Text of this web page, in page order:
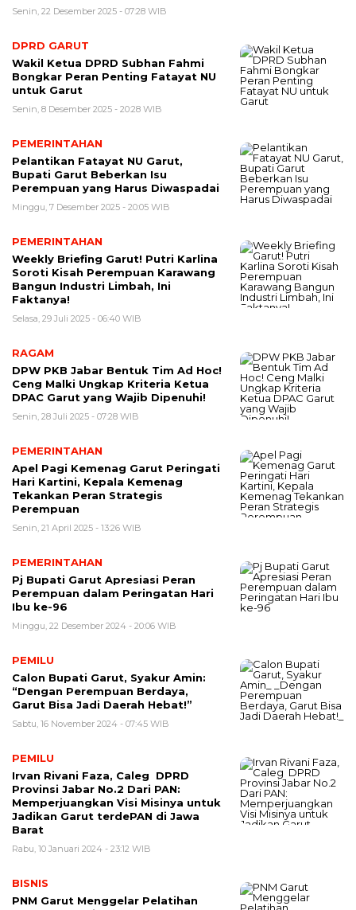
Senin, 22 Desember 2025 - 07:28 WIB
DPRD GARUT
Wakil Ketua DPRD Subhan Fahmi
Bongkar Peran Penting Fatayat NU
untuk Garut
Senin, 8 Desember 2025 - 20:28 WIB
PEMERINTAHAN
Pelantikan Fatayat NU Garut,
Bupati Garut Beberkan Isu
Perempuan yang Harus Diwaspadai
Minggu, 7 Desember 2025 - 20:05 WIB
PEMERINTAHAN
Weekly Briefing Garut! Putri Karlina
Soroti Kisah Perempuan Karawang
Bangun Industri Limbah, Ini
Faktanya!
Selasa, 29 Juli 2025 - 06:40 WIB
RAGAM
DPW PKB Jabar Bentuk Tim Ad Hoc!
Ceng Malki Ungkap Kriteria Ketua
DPAC Garut yang Wajib Dipenuhi!
Senin, 28 Juli 2025 - 07:28 WIB
PEMERINTAHAN
Apel Pagi Kemenag Garut Peringati
Hari Kartini, Kepala Kemenag
Tekankan Peran Strategis
Perempuan
Senin, 21 April 2025 - 13:26 WIB
PEMERINTAHAN
Pj Bupati Garut Apresiasi Peran
Perempuan dalam Peringatan Hari
Ibu ke-96
Minggu, 22 Desember 2024 - 20:06 WIB
PEMILU
Calon Bupati Garut, Syakur Amin:
“Dengan Perempuan Berdaya,
Garut Bisa Jadi Daerah Hebat!”
Sabtu, 16 November 2024 - 07:45 WIB
PEMILU
Irvan Rivani Faza, Caleg DPRD
Provinsi Jabar No.2 Dari PAN:
Memperjuangkan Visi Misinya untuk
Jadikan Garut terdePAN di Jawa
Barat
Rabu, 10 Januari 2024 - 23:12 WIB
BISNIS
PNM Garut Menggelar Pelatihan